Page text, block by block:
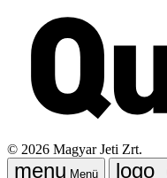
© 2026 Magyar Jeti Zrt.
Menü